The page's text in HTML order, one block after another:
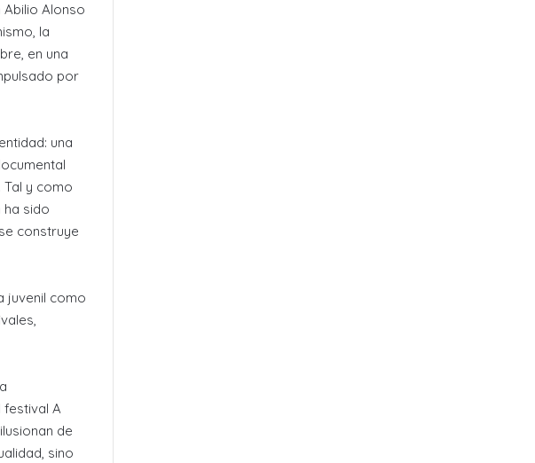
Alonso
la
en una
por
una
y como
ha sido
construye
juvenil como
festival A
de
sino